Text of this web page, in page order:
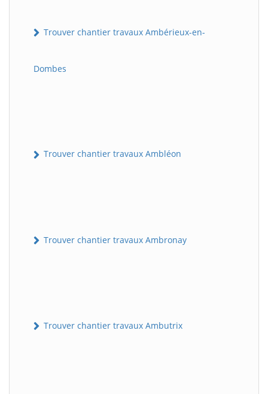
Trouver chantier travaux Ambérieux-en-
Dombes
Trouver chantier travaux Ambléon
Trouver chantier travaux Ambronay
Trouver chantier travaux Ambutrix